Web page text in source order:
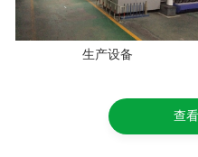
生产设备
查